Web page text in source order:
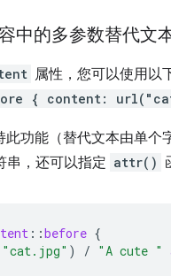
中的多参数替代文
属性，您可以使用以
{ content:
功能（替代文本由单个
串，还可以指定 attr()
::before {
"cat.jpg" ) / "A cute "